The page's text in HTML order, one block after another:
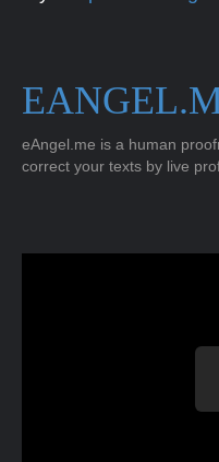
eAngel.me is a human
correct your texts by live